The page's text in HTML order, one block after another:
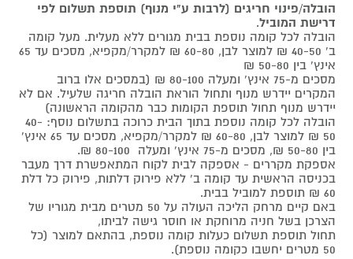
הובלה/פינוי חריגים (לרבות ע"י מנוף) תוספת תשלום לפי
דרישת המוביל.
הובלה לכל קומה נוספת בבית מגורים ללא מעלית. מעל קומה
ב' 40-50 ₪ למוצר לבן, 60-80 ₪ למקרר/מקפיא, מסכים עד 65
אינץ' בין 50-80 ₪
מסכים מ-75 אינץ' ומעלה 80-100 ₪ (במסכים אלו ברוב
המקרים יידרש מנוף ותחול הוראת הובלה חריגה שלעיל. אם לא
יידרש מנוף תחול תוספת הקומות כבר מהקומה הראשונה)
הובלה לכל קומה נוספת בתוך הבית כרוכה בתשלום נוסף: 40-
50 ₪ למוצר לבן, 60-80 ₪ למקרר/מקפיא, מסכים עד 65 אינץ'
בין 50-80 ₪, מסכים מ-75 אינץ' ומעלה 80-100 ₪.
אספקת מקררים - אספקה לבית לקוח המתאפשרת דרך מעבר
בכניסה הראשית עד קומה ב' ללא פירוק דלתות, פירוק כל דלת
60 ₪ תוספת למוביל בבית.
באם קיים מרחק הליכה העולה על 50 מטרים מבית מגוריו של
הצרכן בשל חניה מרוחקת או חוסר גישה לביתו,
תחול תוספת תשלום כעלות קומה נוספת, בהתאם למוצר (כל
50 מטרים יחשבו כקומה נוספת).